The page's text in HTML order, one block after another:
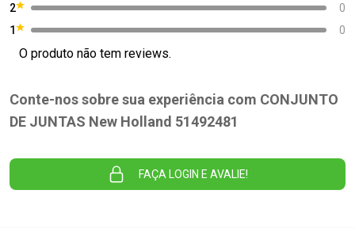
2
0
1
0
O produto não tem reviews.
Conte-nos sobre sua experiência com CONJUNTO
DE JUNTAS New Holland 51492481
FAÇA LOGIN E AVALIE!